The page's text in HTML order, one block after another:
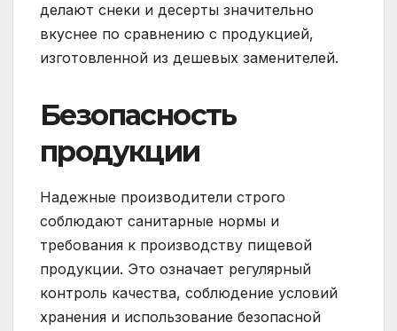
делают снеки и десерты значительно
вкуснее по сравнению с продукцией,
изготовленной из дешевых заменителей.
Безопасность
продукции
Надежные производители строго
соблюдают санитарные нормы и
требования к производству пищевой
продукции. Это означает регулярный
контроль качества, соблюдение условий
хранения и использование безопасной